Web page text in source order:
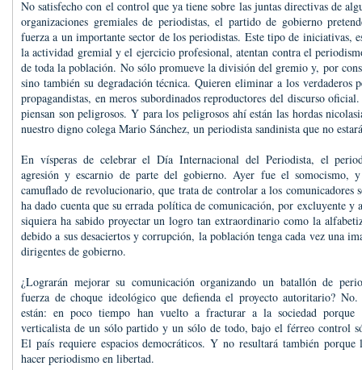
No satisfecho con el control que ya tiene sobre las juntas directivas de
organizaciones gremiales de periodistas, el partido de gobierno
fuerza a un importante sector de los periodistas. Este tipo de iniciativas,
la actividad gremial y el ejercicio profesional, atentan contra el
de toda la población. No sólo promueve la división del gremio y, por
sino también su degradación técnica. Quieren eliminar a los verdaderos
propagandistas, en meros subordinados reproductores del discurso
piensan son peligrosos. Y para los peligrosos ahí están las hordas
nuestro digno colega Mario Sánchez, un periodista sandinista que no
En vísperas de celebrar el Día Internacional del Periodista, el
agresión y escarnio de parte del gobierno. Ayer fue el somocismo,
camuflado de revolucionario, que trata de controlar a los comunicadores
ha dado cuenta que su errada política de comunicación, por excluyente y
siquiera ha sabido proyectar un logro tan extraordinario como la
debido a sus desaciertos y corrupción, la población tenga cada vez una
dirigentes de gobierno.
¿Lograrán mejorar su comunicación organizando un batallón de
fuerza de choque ideológico que defienda el proyecto autoritario?
están: en poco tiempo han vuelto a fracturar a la sociedad porque
verticalista de un sólo partido y un sólo de todo, bajo el férreo control
El país requiere espacios democráticos. Y no resultará también porque
hacer periodismo en libertad.